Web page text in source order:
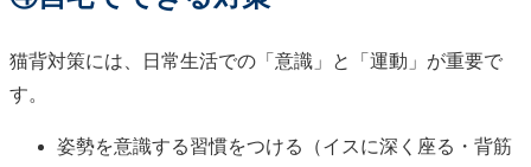
猫背対策には、日常生活での「意識」と「運動」が重要で
す。
姿勢を意識する習慣をつける（イスに深く座る・背筋